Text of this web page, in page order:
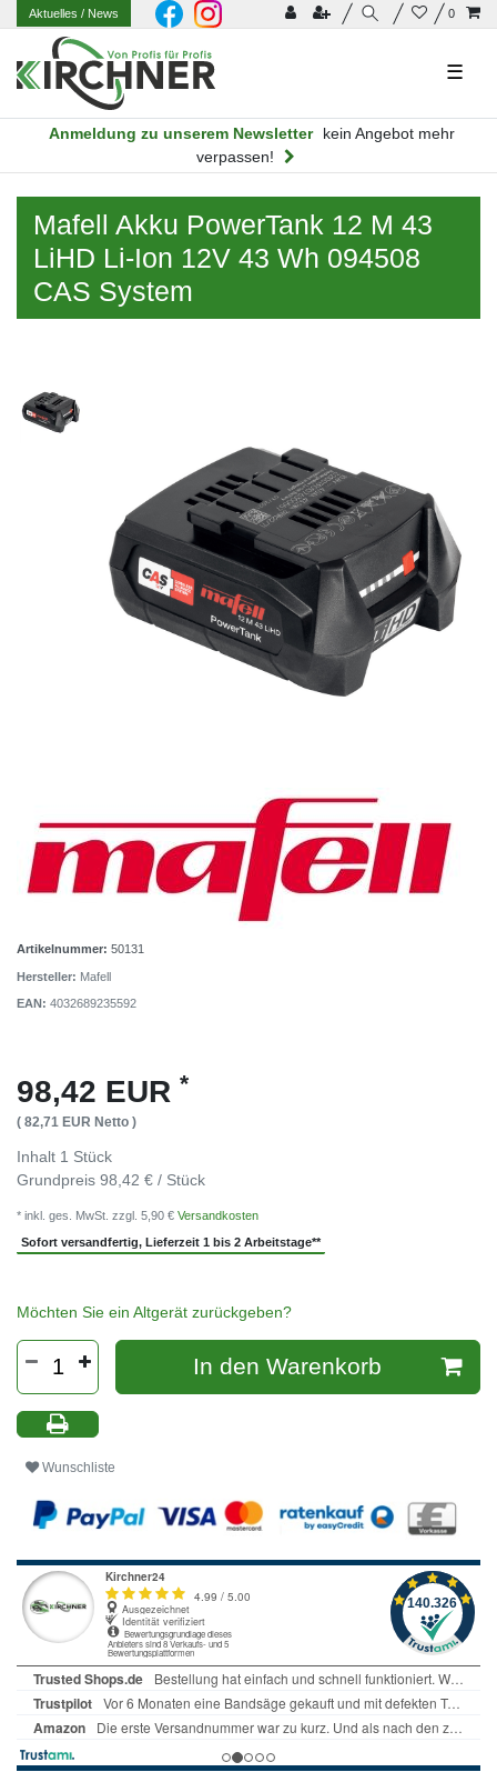
0
Aktuelles/ News
☰
Anmeldung zu unserem Newsletter
kein Angebot mehr
verpassen!
Mafell Akku PowerTank 12 M 43
LiHD Li-Ion 12V 43 Wh 094508
CAS System
Artikelnummer: 50131
Hersteller: Mafell
EAN: 4032689235592
98,42 EUR *
( 82,71 EUR Netto )
Inhalt 1 Stück
Grundpreis 98,42 € / Stück
* inkl. ges. MwSt. zzgl. 5,90 € Versandkosten
Sofort versandfertig, Lieferzeit 1 bis 2 Arbeitstage**
Möchten Sie ein Altgerät zurückgeben?
In den Warenkorb
Wunschliste